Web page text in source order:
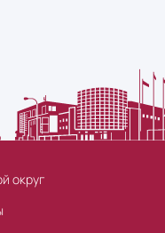
округ